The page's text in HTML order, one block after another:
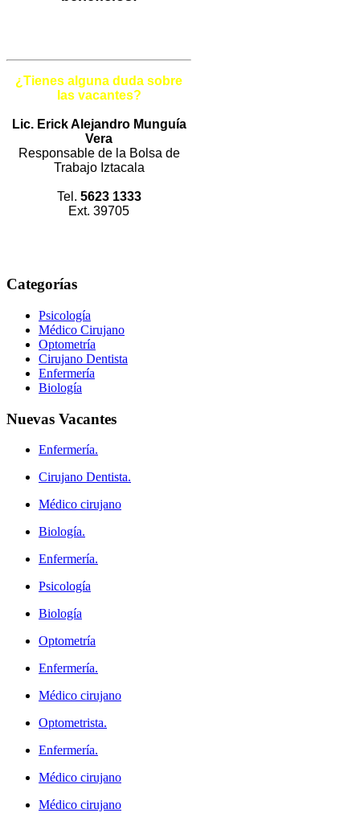
¿Tienes alguna duda sobre
las vacantes?
Lic. Erick Alejandro Munguía
Vera
Responsable de la Bolsa de
Trabajo Iztacala
Tel. 5623 1333
Ext. 39705
Categorías
Psicología
Médico Cirujano
Optometría
Cirujano Dentista
Enfermería
Biología
Nuevas Vacantes
Enfermería.
Cirujano Dentista.
Médico cirujano
Biología.
Enfermería.
Psicología
Biología
Optometría
Enfermería.
Médico cirujano
Optometrista.
Enfermería.
Médico cirujano
Médico cirujano